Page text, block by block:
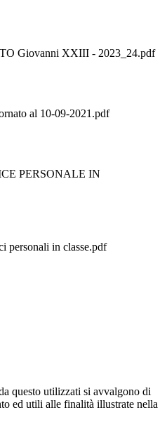
Giovanni XXIII - 2023_24.pdf
al 10-09-2021.pdf
PERSONALE IN
personali in classe.pdf
questo utilizzati si avvalgono di
ed utili alle finalità illustrate nella